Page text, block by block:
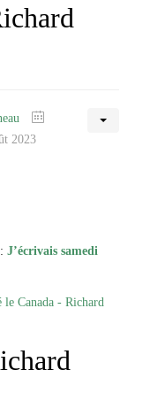
2023
J’écrivais samedi
Canada - Richard